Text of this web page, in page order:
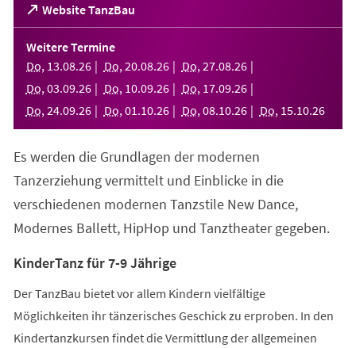
Website TanzBau
(Öffnet
in
einem
neuen
Tab)
Weitere Termine
Do, 13.08.26 Do, 20.08.26 Do, 27.08.26
Do, 03.09.26 Do, 10.09.26 Do, 17.09.26
Do, 24.09.26 Do, 01 .10.26 Do, 08.10.26 Do, 15.10.26
Es werden die Grundlagen der modernen
Tanzerziehung vermittelt und Einblicke in die
verschiedenen modernen Tanzstile New Dance,
Modernes Ballett, HipHop und Tanztheater gegeben.
KinderTanz für 7-9 Jährige
Der TanzBau bietet vor allem Kindern vielfältige
Möglichkeiten ihr tänzerisches Geschick zu erproben. In den
Kindertanzkursen findet die Vermittlung der allgemeinen